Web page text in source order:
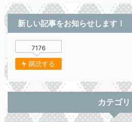
新しい記事をお知らせします！
7176
購読する
カテゴリ